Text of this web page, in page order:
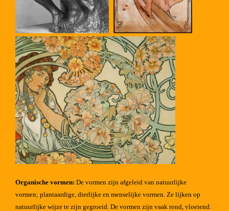
Organische vormen: De vormen zijn afgeleid van natuurlijke
vormen; plantaardige, dierlijke en menselijke vormen. Ze lijken op
natuurlijke wijze te zijn gegroeid. De vormen zijn vaak rond, vloeiend.